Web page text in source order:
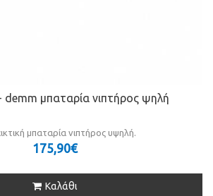
demm μπαταρία νιπτήρος ψηλή
μπαταρία νιπτήρος υψηλή.
175,90€
Καλάθι